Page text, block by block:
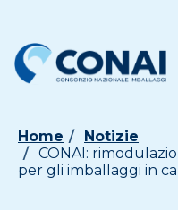
Home
Notizie
CONAI:
per gli imballaggi in